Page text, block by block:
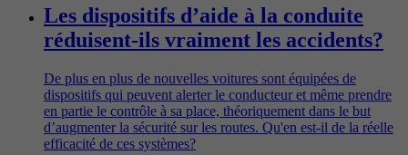
Les dispositifs d’aide à la conduite
réduisent-ils vraiment les accidents?
De plus en plus de nouvelles voitures sont équipées de
dispositifs qui peuvent alerter le conducteur et même prendre
en partie le contrôle à sa place, théoriquement dans le but
d’augmenter la sécurité sur les routes. Qu'en est-il de la réelle
efficacité de ces systèmes?